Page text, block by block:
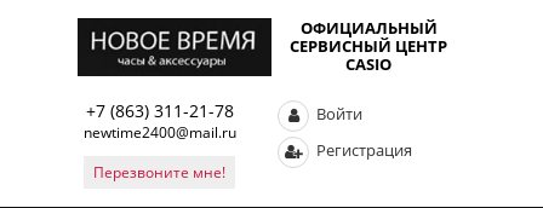
ОФИЦИАЛЬНЫЙ
СЕРВИСНЫЙ ЦЕНТР
CASIO
+7 (863) 311-21-78
newtime2400@mail.ru
Перезвоните мне!
Войти
Регистрация